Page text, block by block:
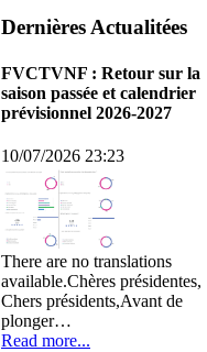
Dernières Actualitées
FVCTVNF : Retour sur la
saison passée et calendrier
prévisionnel 2026-2027
10/07/2026 23:23
There are no translations
available.Chères présidentes,
Chers présidents,Avant de
plonger…
Read more...